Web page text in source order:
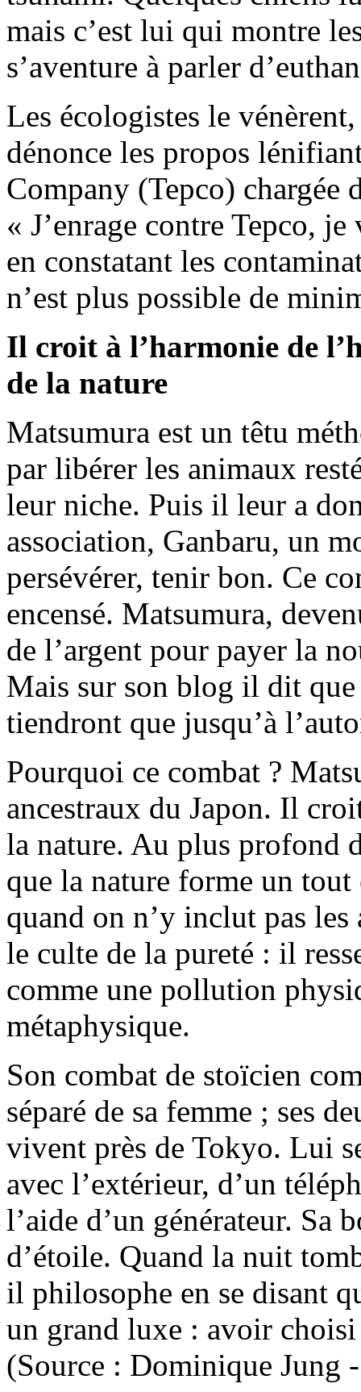
mais c’est lui qui montre
s’aventure à parler
Les écologistes le
dénonce les propos
Company (Tepco) chargée
« J’enrage contre Tepco,
en constatant les
n’est plus possible de
Il croit à l’harmonie de
de la nature
Matsumura est un têtu
par libérer les animaux
leur niche. Puis il leur a
association, Ganbaru, un
persévérer, tenir bon. Ce
encensé. Matsumura,
de l’argent pour payer la
Mais sur son blog il dit
tiendront que jusqu’à
Pourquoi ce combat ?
ancestraux du Japon. Il
la nature. Au plus profond
que la nature forme un
quand on n’y inclut pas
le culte de la pureté : il
comme une pollution
métaphysique.
Son combat de stoïcien
séparé de sa femme ; ses
vivent près de Tokyo. Lui
avec l’extérieur, d’un
l’aide d’un générateur. Sa
d’étoile. Quand la nuit
il philosophe en se disant
un grand luxe : avoir
(Source : Dominique Jung